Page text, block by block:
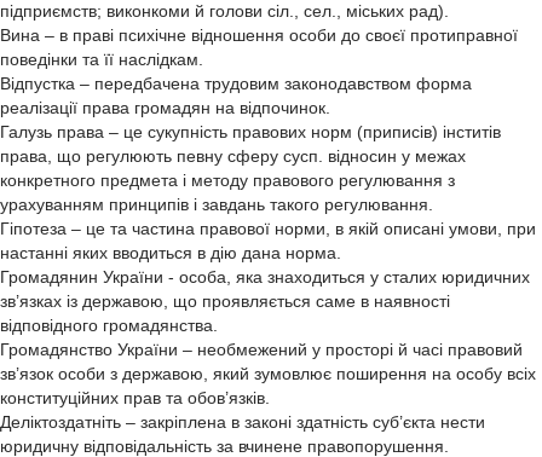
підприємств; виконкоми й голови сіл., сел., міських рад).
Вина – в праві психічне відношення особи до своєї протиправної
поведінки та її наслідкам.
Відпустка – передбачена трудовим законодавством форма
реалізації права громадян на відпочинок.
Галузь права – це сукупність правових норм (приписів) інститів
права, що регулюють певну сферу сусп. відносин у межах
конкретного предмета і методу правового регулювання з
урахуванням принципів і завдань такого регулювання.
Гіпотеза – це та частина правової норми, в якій описані умови, при
настанні яких вводиться в дію дана норма.
Громадянин України - особа, яка знаходиться у сталих юридичних
зв’язках із державою, що проявляється саме в наявності
відповідного громадянства.
Громадянство України – необмежений у просторі й часі правовий
зв’язок особи з державою, який зумовлює поширення на особу всіх
конституційних прав та обов’язків.
Деліктоздатніть – закріплена в законі здатність суб’єкта нести
юридичну відповідальність за вчинене правопорушення.